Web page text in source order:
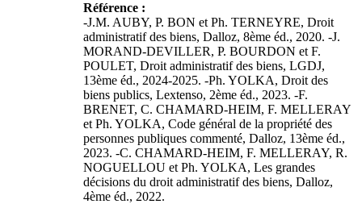
Référence :
-J.M. AUBY, P. BON et Ph. TERNEYRE, Droit
administratif des biens, Dalloz, 8ème éd., 2020. -J.
MORAND-DEVILLER, P. BOURDON et F.
POULET, Droit administratif des biens, LGDJ,
13ème éd., 2024-2025. -Ph. YOLKA, Droit des
biens publics, Lextenso, 2ème éd., 2023. -F.
BRENET, C. CHAMARD-HEIM, F. MELLERAY
et Ph. YOLKA, Code général de la propriété des
personnes publiques commenté, Dalloz, 13ème éd.,
2023. -C. CHAMARD-HEIM, F. MELLERAY, R.
NOGUELLOU et Ph. YOLKA, Les grandes
décisions du droit administratif des biens, Dalloz,
4ème éd., 2022.